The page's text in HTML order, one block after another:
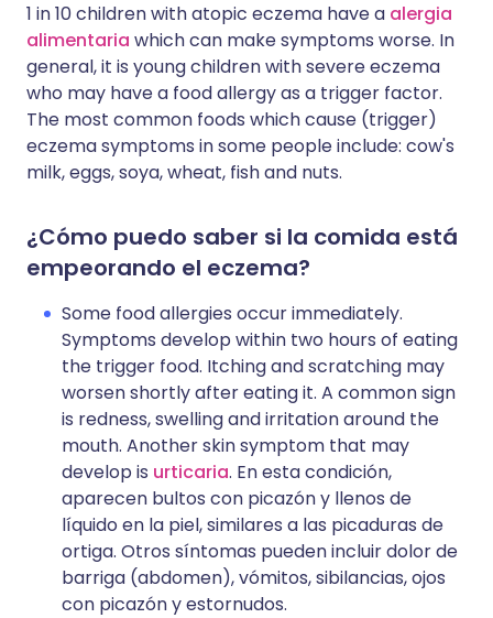
1 in 10 children with atopic eczema have a alergia
alimentaria which can make symptoms worse. In
general, it is young children with severe eczema
who may have a food allergy as a trigger factor.
The most common foods which cause (trigger)
eczema symptoms in some people include: cow's
milk, eggs, soya, wheat, fish and nuts.
¿Cómo puedo saber si la comida está
empeorando el eczema?
Some food allergies occur immediately.
Symptoms develop within two hours of eating
the trigger food. Itching and scratching may
worsen shortly after eating it. A common sign
is redness, swelling and irritation around the
mouth. Another skin symptom that may
develop is urticaria. En esta condición,
aparecen bultos con picazón y llenos de
líquido en la piel, similares a las picaduras de
ortiga. Otros síntomas pueden incluir dolor de
barriga (abdomen), vómitos, sibilancias, ojos
con picazón y estornudos.